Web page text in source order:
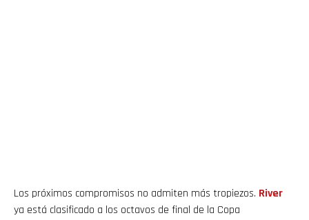
Los próximos compromisos no admiten más tropiezos. River
ya está clasificado a los octavos de final de la Copa